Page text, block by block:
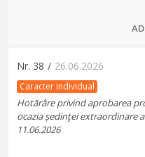
Nr. 38 / 26.06.2026
Caracter individual
Hotărâre privind aprobarea
ocazia ședinţei extraordinare
11.06.2026